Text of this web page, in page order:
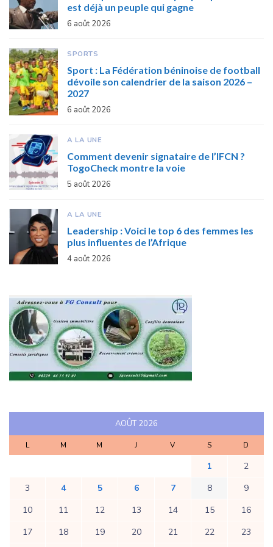
est déjà un peuple qui gagne
6 août 2026
SPORTS
Sport : La Fédération béninoise de football
dévoile son calendrier de la saison 2026 –
2027
6 août 2026
A LA UNE
Comment devenir signataire de l’IFCN ?
TogoCheck montre la voie
5 août 2026
A LA UNE
Leadership : Voici le top 6 des femmes les
plus influentes de l’Afrique
4 août 2026
AOÛT 2026
L M M J V S D
1
2
3
4 5 6 7 8
9
10
11 12 13 14 15
16
17
18 19 20 21 22 23